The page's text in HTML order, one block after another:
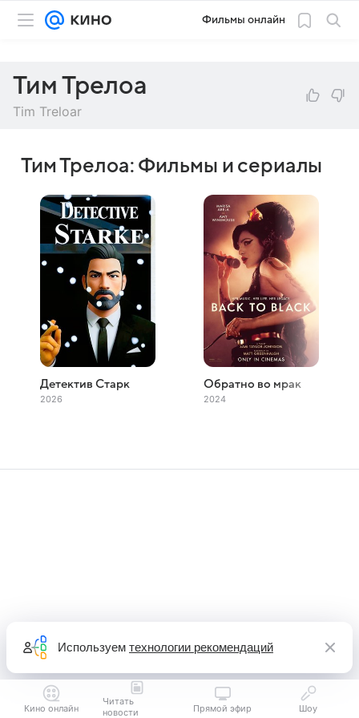
Фильмы онлайн
Тим Трелоа
Tim Treloar
Тим Трелоа: Фильмы и сериалы
Детектив Старк
2026
Обратно во мрак
2024
Кино онлайн
Читать
новости
Прямой эфир Шоу
Используем технологии рекомендаций